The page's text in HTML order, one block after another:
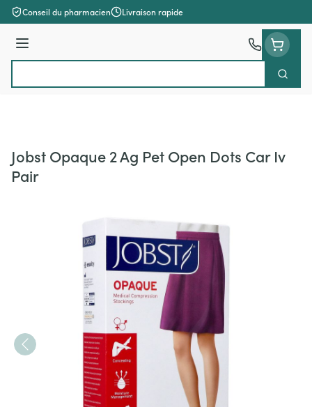
Aller au contenu
Conseil du pharmacien Livraison rapide
Menu
Jobst Opaque 2 Ag Pet Open Dots Car Iv
Pair